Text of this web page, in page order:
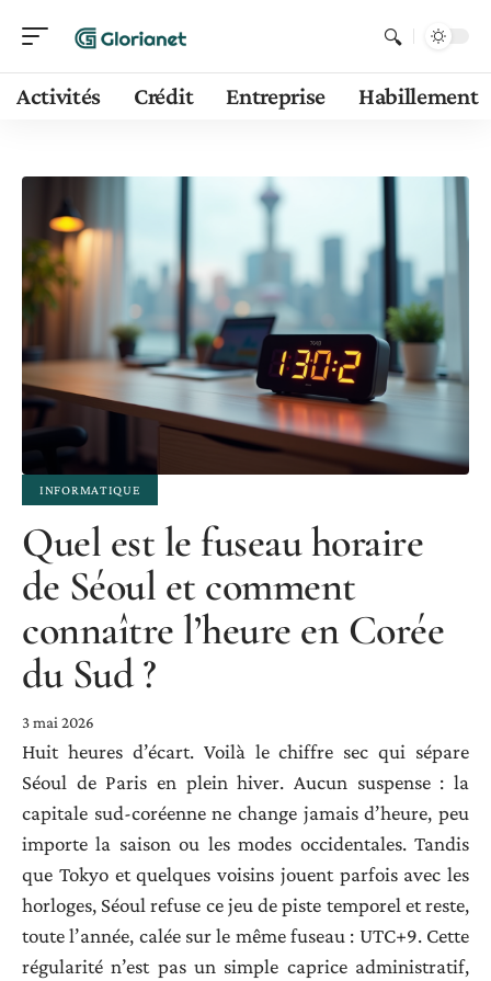
Activités Crédit Entreprise Habillement
INFORMATIQUE
Quel est le fuseau horaire
de Séoul et comment
connaître l’heure en Corée
du Sud ?
3 mai 2026
Huit heures d’écart. Voilà le chiffre sec qui sépare
Séoul de Paris en plein hiver. Aucun suspense : la
capitale sud-coréenne ne change jamais d’heure, peu
importe la saison ou les modes occidentales. Tandis
que Tokyo et quelques voisins jouent parfois avec les
horloges, Séoul refuse ce jeu de piste temporel et reste,
toute l’année, calée sur le même fuseau : UTC+9. Cette
régularité n’est pas un simple caprice administratif,